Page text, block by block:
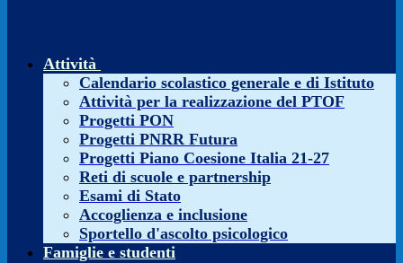
Attività
Calendario scolastico generale e di Istituto
Attività per la realizzazione del PTOF
Progetti PON
Progetti PNRR Futura
Progetti Piano Coesione Italia 21-27
Reti di scuole e partnership
Esami di Stato
Accoglienza e inclusione
Sportello d'ascolto psicologico
Famiglie e studenti